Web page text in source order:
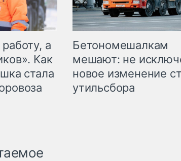
а
Как
стала
Бетономешалкам
мешают: не
новое изменение
утильсбора